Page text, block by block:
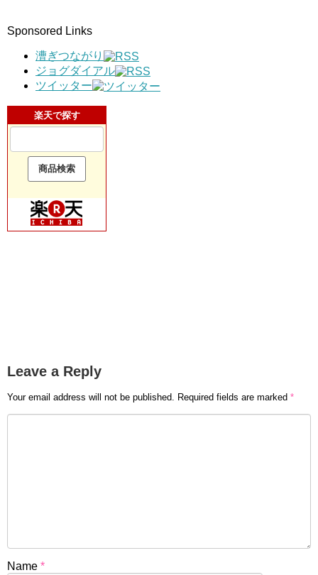
Sponsored Links
漕ぎつながり
ジョグダイアル
ツイッター
楽天で探す
Leave a Reply
Your email address will not be published. Required fields are marked *
Name *